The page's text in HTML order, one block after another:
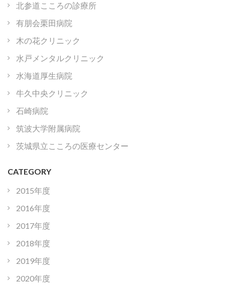
北参道こころの診療所
有朋会栗田病院
木の花クリニック
水戸メンタルクリニック
水海道厚生病院
牛久中央クリニック
石崎病院
筑波大学附属病院
茨城県立こころの医療センター
CATEGORY
2015年度
2016年度
2017年度
2018年度
2019年度
2020年度